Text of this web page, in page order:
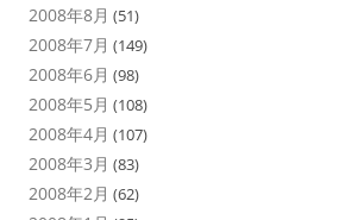
2008年8月 (51)
2008年7月 (149)
2008年6月 (98)
2008年5月 (108)
2008年4月 (107)
2008年3月 (83)
2008年2月 (62)